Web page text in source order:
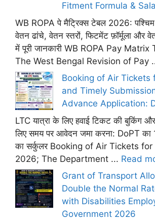
Fitment Formula &
WB ROPA पे मैट्रिक्स टेबल 2026:
वेतन ढांचे, वेतन स्तरों, फिटमेंट फ़ॉर्मूला और
में पूरी जानकारी WB ROPA Pay
The West Bengal Revision of Pay
Booking of Air Tickets
and Timely
Advance Application:
LTC यात्रा के लिए हवाई टिकट की बुकिंग
लिए समय पर आवेदन जमा करना: DoPT
का सर्कुलर Booking of Air Tickets for
2026; The Department ... Read
Grant of Transport
Double the Normal
with Disabilities
Government 2026